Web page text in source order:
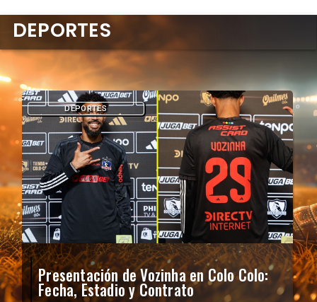
Presentación de Vozinha en Colo Colo:
Fecha, Estadio y Contrato
DEPORTES
DEPORTES